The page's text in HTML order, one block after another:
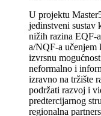
U projektu
jedinstveni sustav
nižih razina EQF-
a/NQF-a učenjem
izvrsnu
neformalno i
izravno na tržište
podržati razvoj i
predtercijarnog
regionalna